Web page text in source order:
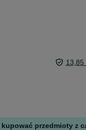
13,85
przedmioty z